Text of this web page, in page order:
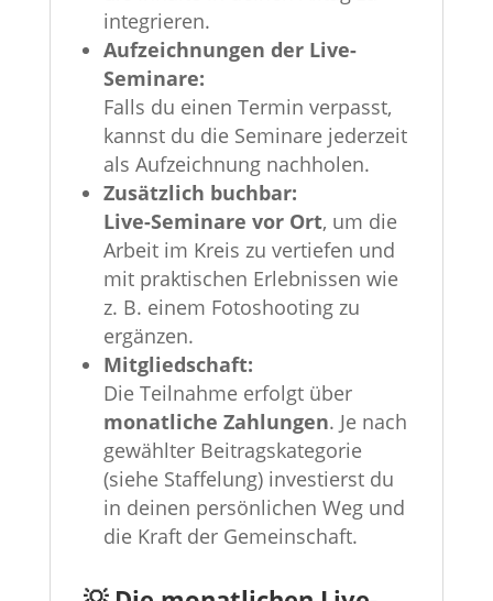
integrieren.
Aufzeichnungen der Live-
Seminare:
Falls du einen Termin verpasst,
kannst du die Seminare jederzeit
als Aufzeichnung nachholen.
Zusätzlich buchbar:
Live-Seminare vor Ort, um die
Arbeit im Kreis zu vertiefen und
mit praktischen Erlebnissen wie
z. B. einem Fotoshooting zu
ergänzen.
Mitgliedschaft:
Die Teilnahme erfolgt über
monatliche Zahlungen. Je nach
gewählter Beitragskategorie
(siehe Staffelung) investierst du
in deinen persönlichen Weg und
die Kraft der Gemeinschaft.